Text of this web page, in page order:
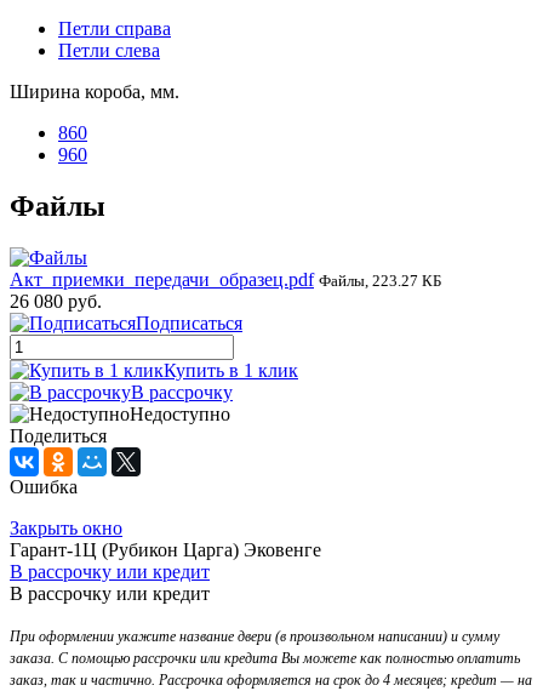
Петли справа
Петли слева
Ширина короба, мм.
860
960
Файлы
Акт_приемки_передачи_образец.pdf Файлы, 223.27 КБ
26 080 руб.
Подписаться
Купить в 1 клик
В рассрочку
Недоступно
Поделиться
Ошибка
Закрыть окно
Гарант-1Ц (Рубикон Царга) Эковенге
В рассрочку или кредит
В рассрочку или кредит
При оформлении укажите название двери (в произвольном написании) и сумму
заказа. С помощью рассрочки или кредита Вы можете как полностью оплатить
заказ, так и частично. Рассрочка оформляется на срок до 4 месяцев; кредит — на